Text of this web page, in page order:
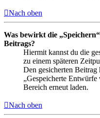
Nach oben
Was bewirkt die
Beitrags?
Hiermit kannst du die
zu einem späteren
Den gesicherten
„Gespeicherte
Bereich erneut laden.
Nach oben